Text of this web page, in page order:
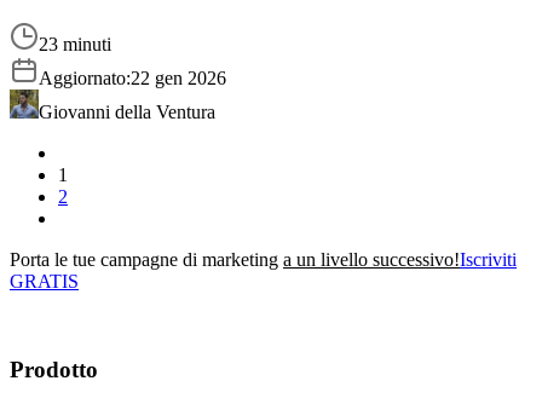
23 minuti
Aggiornato:22 gen 2026
Giovanni della Ventura
1
2
Porta le tue campagne di marketing a un livello successivo!Iscriviti
GRATIS
Prodotto